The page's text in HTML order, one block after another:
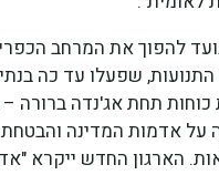
להפוך את המרחב
שפעלו עד כה
תחת אג'נדה ברורה –
על אדמות המדינה
הארגון החדש ייקרא